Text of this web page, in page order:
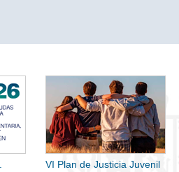
VI Plan de Justicia Juvenil